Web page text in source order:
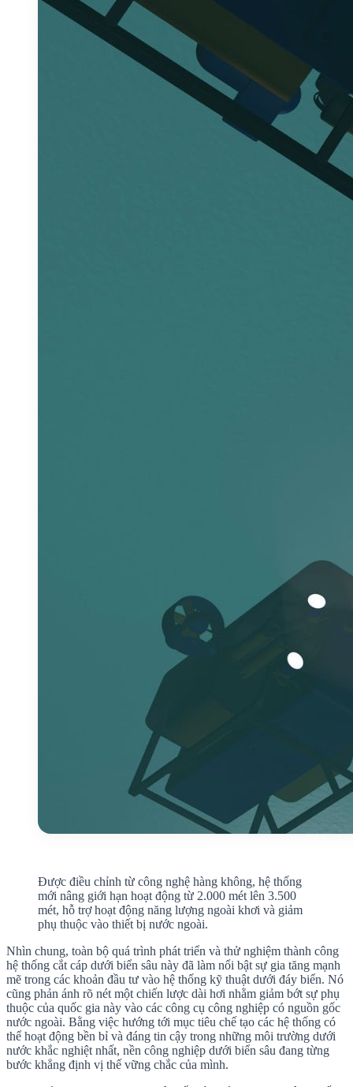
Được điều chỉnh từ công nghệ hàng không, hệ thống
mới nâng giới hạn hoạt động từ 2.000 mét lên 3.500
mét, hỗ trợ hoạt động năng lượng ngoài khơi và giảm
phụ thuộc vào thiết bị nước ngoài.
Nhìn chung, toàn bộ quá trình phát triển và thử nghiệm thành công
hệ thống cắt cáp dưới biển sâu này đã làm nổi bật sự gia tăng mạnh
mẽ trong các khoản đầu tư vào hệ thống kỹ thuật dưới đáy biển. Nó
cũng phản ánh rõ nét một chiến lược dài hơi nhằm giảm bớt sự phụ
thuộc của quốc gia này vào các công cụ công nghiệp có nguồn gốc
nước ngoài. Bằng việc hướng tới mục tiêu chế tạo các hệ thống có
thể hoạt động bền bỉ và đáng tin cậy trong những môi trường dưới
nước khắc nghiệt nhất, nền công nghiệp dưới biển sâu đang từng
bước khẳng định vị thế vững chắc của mình.